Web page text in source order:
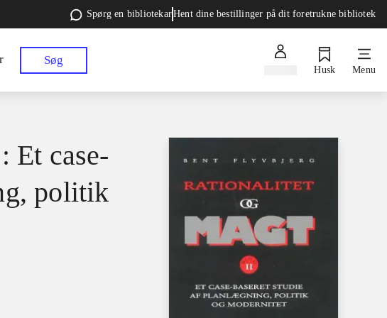
Spørg en bibliotekarHent dine bestillinger på dit foretrukne bibliotek
Søg
Husk Menu
Et case-
politik